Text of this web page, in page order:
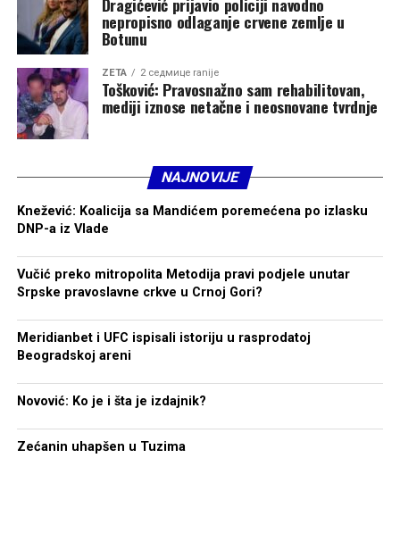
nepropisno odlaganje crvene zemlje u
Botunu
ZETA 2 седмице ranije
Tošković: Pravosnažno sam rehabilitovan,
mediji iznose netačne i neosnovane tvrdnje
NAJNOVIJE
Knežević: Koalicija sa Mandićem poremećena po izlasku
DNP-a iz Vlade
Vučić preko mitropolita Metodija pravi podjele unutar
Srpske pravoslavne crkve u Crnoj Gori?
Meridianbet i UFC ispisali istoriju u rasprodatoj
Beogradskoj areni
Novović: Ko je i šta je izdajnik?
Zećanin uhapšen u Tuzima